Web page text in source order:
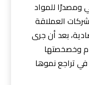
ومصدرًا للمواد
العملاقة
بعد أن جرى
وخصخصتها
تراجع نموها